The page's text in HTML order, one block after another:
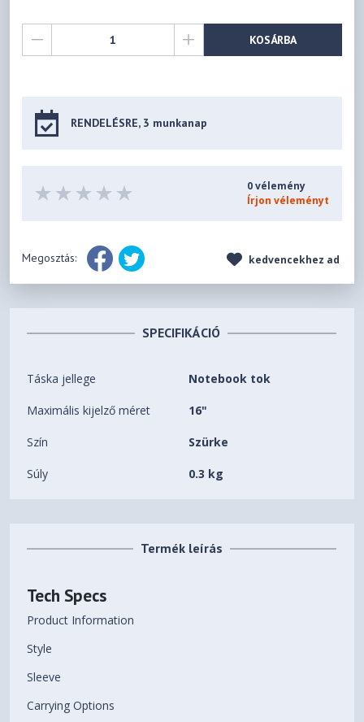
KOSÁRBA
RENDELÉSRE, 3 munkanap
0 vélemény
Írjon véleményt
Megosztás: kedvencekhez ad
SPECIFIKÁCIÓ
Táska jellege Notebook tok
Maximális kijelző méret 16"
Szín Szürke
Súly 0.3 kg
Termék leírás
Tech Specs
Product Information
Style
Sleeve
Carrying Options